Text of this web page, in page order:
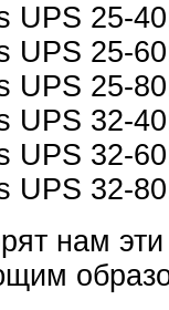
UPS 25-
UPS 25-
UPS 25-
UPS 32-
UPS 32-
UPS 32-
нам